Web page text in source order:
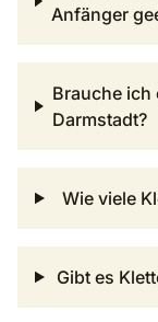
Anfänger
Brauche ich
Darmstadt?
Wie viele
Gibt es